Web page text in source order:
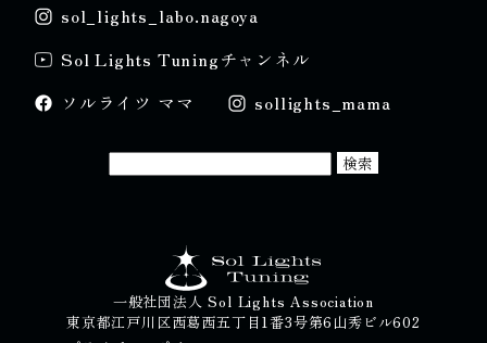
sol_lights_labo.nagoya
Sol Lights Tuningチャンネル
ソルライツ ママ
sollights_mama
一般社団法人 Sol Lights Association
東京都江戸川区西葛西五丁目1番3号第6山秀ビル602